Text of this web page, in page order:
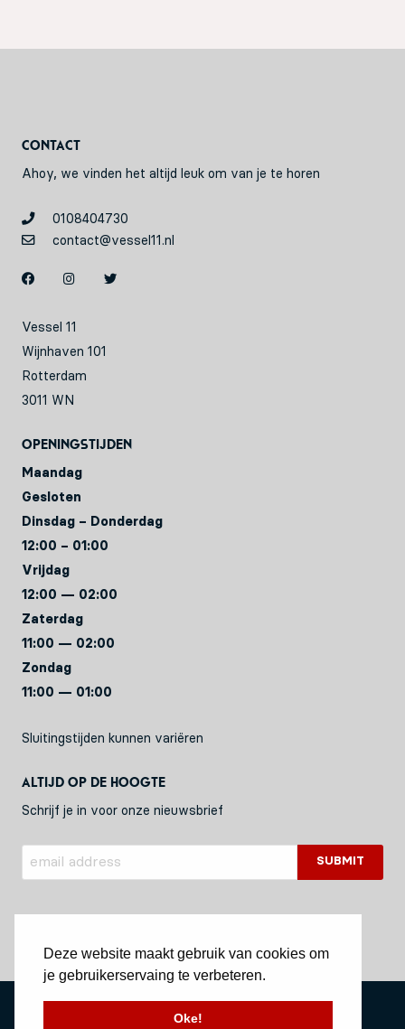
Deze website maakt gebruik van cookies om
je gebruikerservaing te verbeteren.
Oke!
Contact
Ahoy, we vinden het altijd leuk om van je te horen
0108404730
contact@vessel11.nl
Vessel 11
Wijnhaven 101
Rotterdam
3011 WN
Openingstijden
Maandag
Gesloten
Dinsdag – Donderdag
12:00 – 01:00
Vrijdag
12:00 — 02:00
Zaterdag
11:00 — 02:00
Zondag
11:00 — 01:00
Sluitingstijden kunnen variëren
Altijd op de hoogte
Schrijf je in voor onze nieuwsbrief